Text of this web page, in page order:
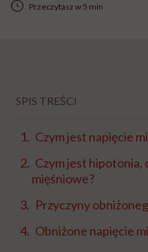
Przeczytasz w 5 min
SPIS TREŚCI
Czym jest napięcie
Czym jest hipotonia,
mięśniowe?
Przyczyny
Obniżone napięcie